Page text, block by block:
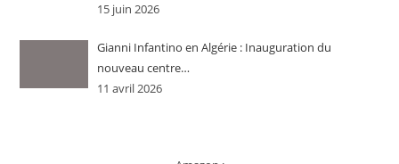
15 juin 2026
Gianni Infantino en Algérie : Inauguration du
nouveau centre…
11 avril 2026